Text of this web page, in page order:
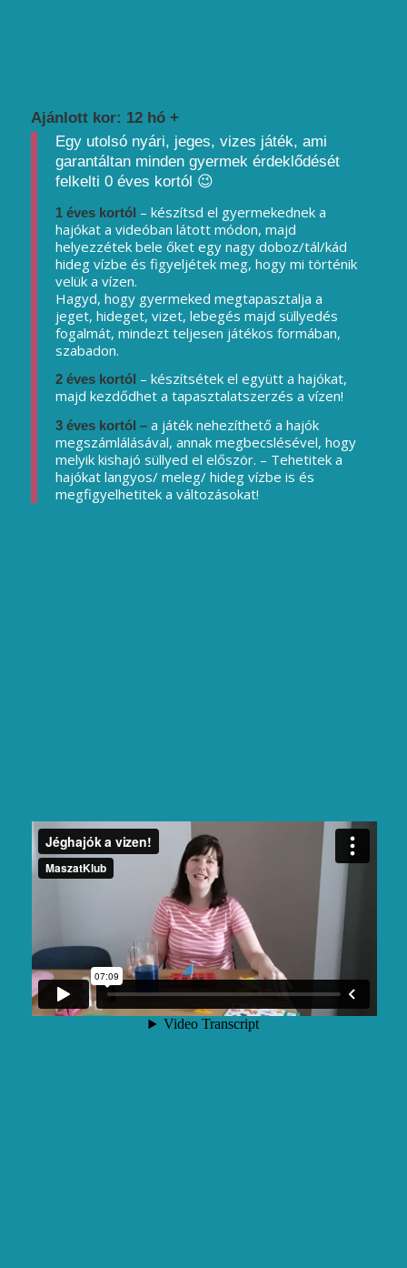
Ajánlott kor: 12 hó +
Egy utolsó nyári, jeges, vizes játék, ami
garantáltan minden gyermek érdeklődését
felkelti 0 éves kortól 😉
1 éves kortól – készítsd el gyermekednek a
hajókat a videóban látott módon, majd
helyezzétek bele őket egy nagy doboz/tál/kád
hideg vízbe és figyeljétek meg, hogy mi történik
velük a vízen.
Hagyd, hogy gyermeked megtapasztalja a
jeget, hideget, vizet, lebegés majd süllyedés
fogalmát, mindezt teljesen játékos formában,
szabadon.
2 éves kortól – készítsétek el együtt a hajókat,
majd kezdődhet a tapasztalatszerzés a vízen!
3 éves kortól – a játék nehezíthető a hajók
megszámlálásával, annak megbecslésével, hogy
melyik kishajó süllyed el először. – Tehetitek a
hajókat langyos/ meleg/ hideg vízbe is és
megfigyelhetitek a változásokat!